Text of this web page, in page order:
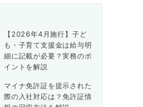
【2026年4月施行】子ど
も・子育て支援金は給与明
細に記載が必要？実務のポ
イントを解説
マイナ免許証を提示された
際の入社対応は？免許証情